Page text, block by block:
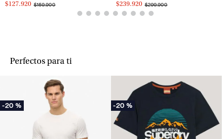
$127.920 $159.900 $239.920 $299.900
Perfectos para ti
-20 % -20 %